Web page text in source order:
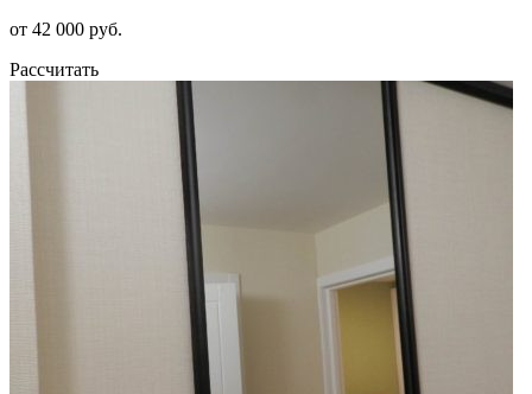
от 42 000 руб.
Рассчитать